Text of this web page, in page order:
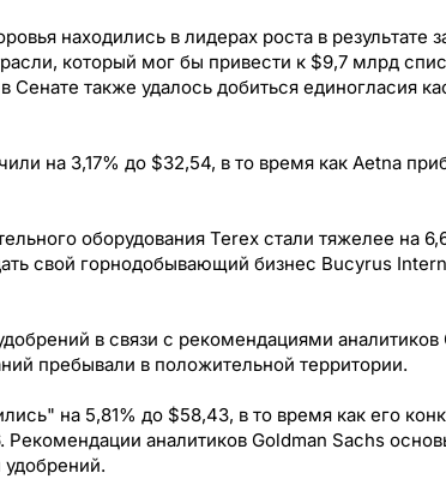
находились в лидерах роста в результате
который мог бы привести к $9,7 млрд
также удалось добиться единогласия
на 3,17% до $32,54, в то время как Aetna
оборудования Terex стали тяжелее на
свой горнодобывающий бизнес Bucyrus
в связи с рекомендациями аналитиков
пребывали в положительной территории.
на 5,81% до $58,43, в то время как его
аналитиков Goldman Sachs